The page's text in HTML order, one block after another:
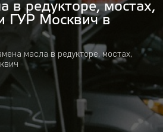
в редукторе, мостах,
ГУР Москвич в
масла в редукторе, мостах,